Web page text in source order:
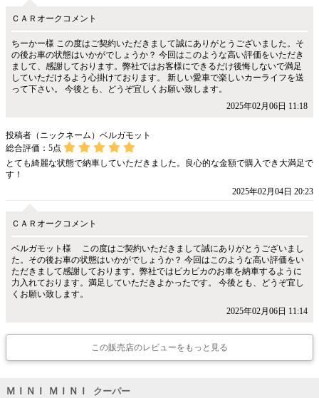
ＣＡＲオークコメント
ちーかー様 この度はご契約いただきまして誠にありがとうございました。そ
の後お車の状態はいかがでしょうか？ 今回はこのような高い評価をいただき
まして、感謝しております。弊社ではお客様にできるだけ後悔しないで満足
していただけるよう心掛けております。 新しい愛車で楽しいカーライフを送
って下さい。 今後とも、どうぞ宜しくお願い致します。
2025年02月06日 11:18
投稿者（ニックネーム）ベルガモット
総合評価： 5点
とても綺麗な状態で納車していただきました。良心的な金額で購入でき大満足で
す！
2025年02月04日 20:23
ＣＡＲオークコメント
ベルガモット様 この度はご契約いただきまして誠にありがとうございまし
た。その後お車の状態はいかがでしょうか？ 今回はこのような高い評価をい
ただきまして感謝しております。弊社ではピカピカのお車を納車するように
力入れております。満足していただきよかったです。 今後とも、どうぞ宜し
くお願い致します。
2025年02月06日 11:14
この販売店のレビューをもっと見る
ＭＩＮＩ ＭＩＮＩ クーパー